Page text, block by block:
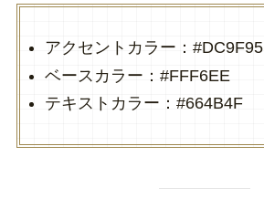
アクセントカラー：#DC9F95
ベースカラー：#FFF6EE
テキストカラー：#664B4F